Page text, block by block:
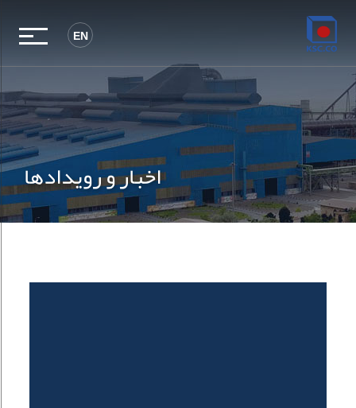
EN
اخبار و رویدادها